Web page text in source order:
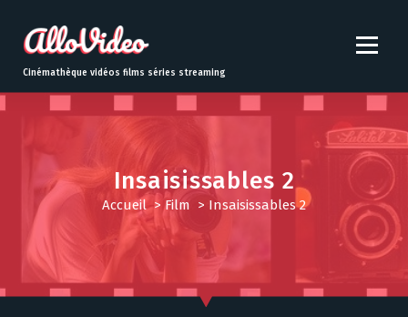
t
o
Cinémathèque vidéos films séries streaming
Insaisissables 2
Accueil>Film > Insaisissables 2